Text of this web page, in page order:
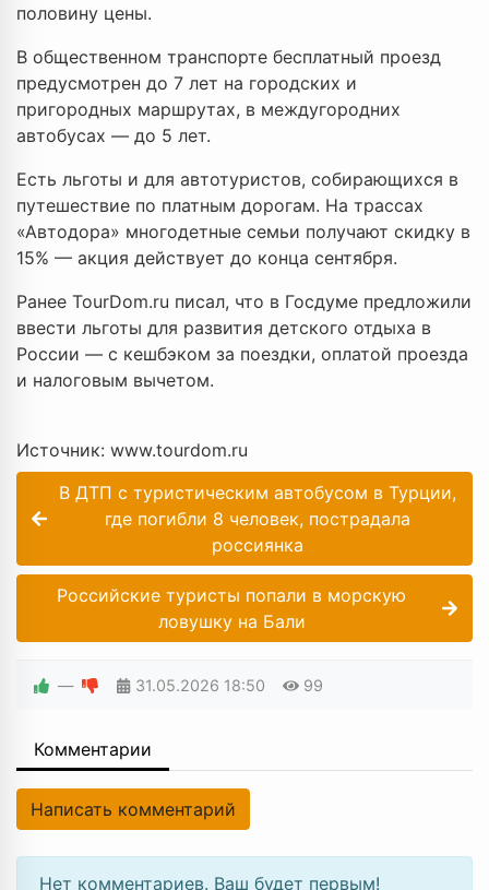
половину цены.
В общественном транспорте бесплатный проезд
предусмотрен до 7 лет на городских и
пригородных маршрутах, в междугородних
автобусах — до 5 лет.
Есть льготы и для автотуристов, собирающихся в
путешествие по платным дорогам. На трассах
«Автодора» многодетные семьи получают скидку в
15% — акция действует до конца сентября.
Ранее TourDom.ru писал, что в Госдуме предложили
ввести льготы для развития детского отдыха в
России — с кешбэком за поездки, оплатой проезда
и налоговым вычетом.
Источник: www.tourdom.ru
В ДТП с туристическим автобусом в Турции,
где погибли 8 человек, пострадала
россиянка
Российские туристы попали в морскую
ловушку на Бали
— 31.05.2026 18:50 99
Комментарии
Написать комментарий
Нет комментариев. Ваш будет первым!